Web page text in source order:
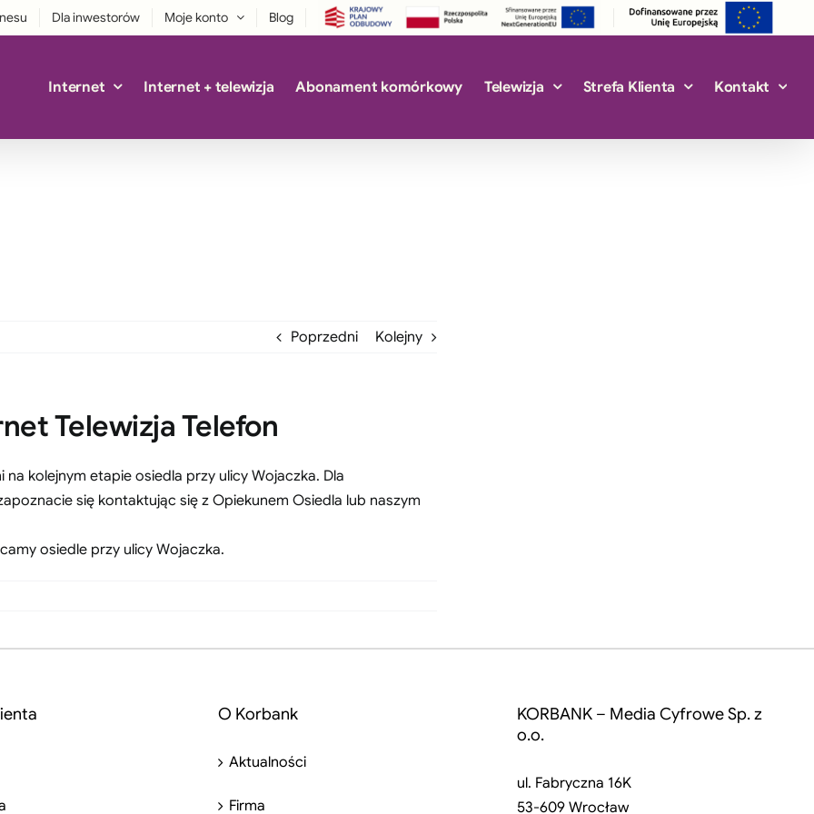
Dla inwestorów Moje konto Blog
Internet Internet + telewizja Abonament komórkowy Telewizja Strefa Klienta Kontakt
Poprzedni Kolejny
Telewizja Telefon
kolejnym etapie osiedla przy ulicy Wojaczka. Dla
się kontaktując się z Opiekunem Osiedla lub naszym
osiedle przy ulicy Wojaczka.
O Korbank
Aktualności
Firma
KORBANK – Media Cyfrowe Sp. z
o.o.
ul. Fabryczna 16K
53-609 Wrocław